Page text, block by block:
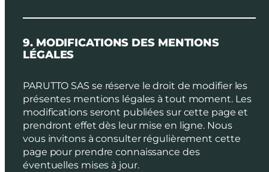
9. MODIFICATIONS DES MENTIONS
LÉGALES
PARUTTO SAS se réserve le droit de modifier les
présentes mentions légales à tout moment. Les
modifications seront publiées sur cette page et
prendront effet dès leur mise en ligne. Nous
vous invitons à consulter régulièrement cette
page pour prendre connaissance des
éventuelles mises à jour.